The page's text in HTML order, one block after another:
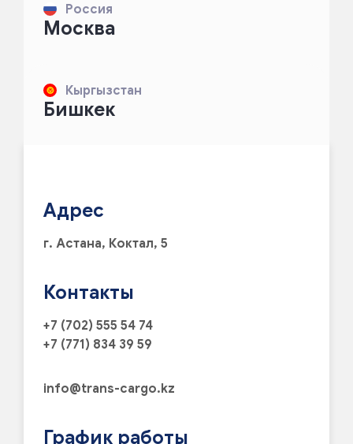
Россия
Москва
Кыргызстан
Бишкек
Адрес
г. Астана, Коктал, 5
Контакты
+7 (702) 555 54 74
+7 (771) 834 39 59
info@trans-cargo.kz
График работы